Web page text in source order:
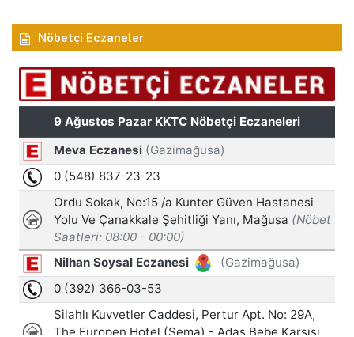
Nöbetçi Eczaneler